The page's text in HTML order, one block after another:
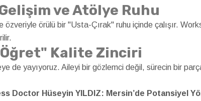
ve Atölye Ruhu
özveriyle örülü bir "Usta-Çırak" ruhu içinde çalışır.
Kalite Zinciri
de yayıyoruz. Aileyi bir gözlemci değil, sürecin bir
Doctor Hüseyin YILDIZ: Mersin’de Potansiyel